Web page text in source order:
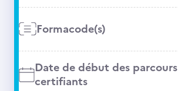
Formacode(s)
Date de début des parcours
certifiants